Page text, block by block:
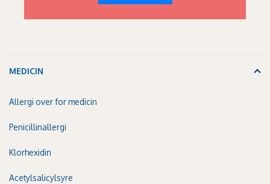
MEDICIN
Allergi over for medicin
Penicillinallergi
Klorhexidin
Acetylsalicylsyre